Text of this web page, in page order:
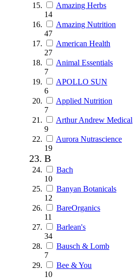
Amazing Herbs
14
Amazing Nutrition
47
American Health
27
Animal Essentials
7
APOLLO SUN
6
Applied Nutrition
7
Arthur Andrew Medical
9
Aurora Nutrascience
19
B
Bach
10
Banyan Botanicals
12
BareOrganics
11
Barlean's
34
Bausch & Lomb
7
Bee & You
10